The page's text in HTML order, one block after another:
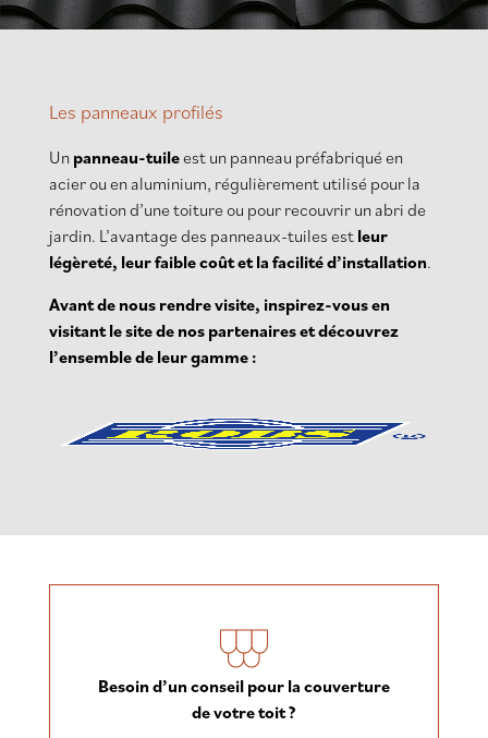
Les panneaux profilés
Un panneau-tuileest un panneau préfabriqué en
acier ou en aluminium, régulièrement utilisé pour la
rénovation d’une toiture ou pour recouvrir un abri de
jardin. L’avantage des panneaux-tuiles est leur
légèreté, leur faible coût et la facilité d’installation.
Avant de nous rendre visite, inspirez-vous en
visitant le site de nos partenaires et découvrez
l’ensemble de leur gamme :
Besoin d’un conseil pour la couverture
de votre toit ?